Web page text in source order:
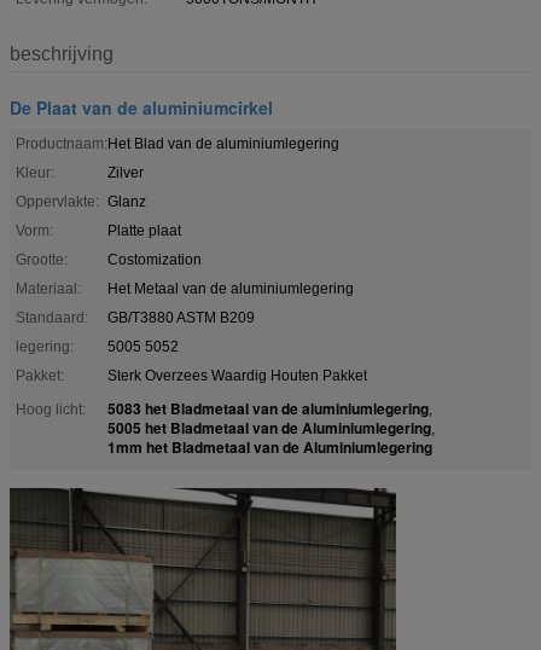
beschrijving
De Plaat van de aluminiumcirkel
Productnaam:Het Blad van de aluminiumlegering
Kleur:
Zilver
Oppervlakte: Glanz
Vorm:
Platte plaat
Grootte:
Costomization
Materiaal:
Het Metaal van de aluminiumlegering
Standaard:
GB/T3880 ASTM B209
legering:
5005 5052
Pakket:
Sterk Overzees Waardig Houten Pakket
Hoog licht:
5083 het Bladmetaal van de aluminiumlegering,
5005 het Bladmetaal van de Aluminiumlegering,
1mm het Bladmetaal van de Aluminiumlegering